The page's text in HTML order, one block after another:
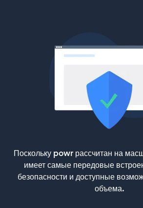
Поскольку powr рассчитан на
имеет самые передовые
безопасности и доступные
объема.